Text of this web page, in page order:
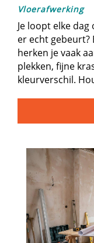
Vloerafwerking
Je loopt elke
er echt gebeurt?
herken je vaak
plekken, fijne
kleurverschil.​